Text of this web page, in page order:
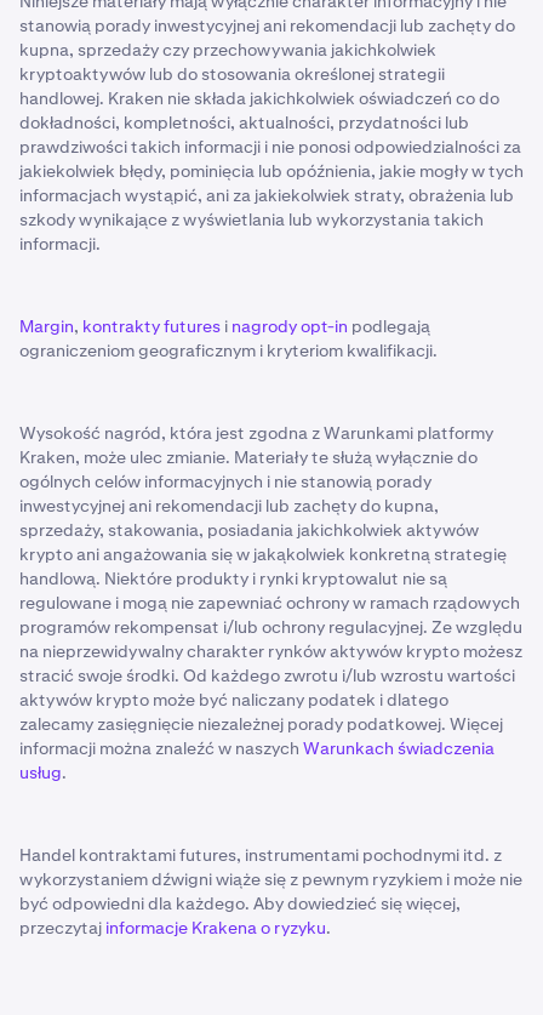
stanowią porady inwestycyjnej ani rekomendacji lub zachęty do
kupna, sprzedaży czy przechowywania jakichkolwiek
kryptoaktywów lub do stosowania określonej strategii
handlowej. Kraken nie składa jakichkolwiek oświadczeń co do
dokładności, kompletności, aktualności, przydatności lub
prawdziwości takich informacji i nie ponosi odpowiedzialności za
jakiekolwiek błędy, pominięcia lub opóźnienia, jakie mogły w tych
informacjach wystąpić, ani za jakiekolwiek straty, obrażenia lub
szkody wynikające z wyświetlania lub wykorzystania takich
informacji.
Margin, kontrakty futures i nagrody opt-in podlegają
ograniczeniom geograficznym i kryteriom kwalifikacji.
Wysokość nagród, która jest zgodna z Warunkami platformy
Kraken, może ulec zmianie. Materiały te służą wyłącznie do
ogólnych celów informacyjnych i nie stanowią porady
inwestycyjnej ani rekomendacji lub zachęty do kupna,
sprzedaży, stakowania, posiadania jakichkolwiek aktywów
krypto ani angażowania się w jakąkolwiek konkretną strategię
handlową. Niektóre produkty i rynki kryptowalut nie są
regulowane i mogą nie zapewniać ochrony w ramach rządowych
programów rekompensat i/lub ochrony regulacyjnej. Ze względu
na nieprzewidywalny charakter rynków aktywów krypto możesz
stracić swoje środki. Od każdego zwrotu i/lub wzrostu wartości
aktywów krypto może być naliczany podatek i dlatego
zalecamy zasięgnięcie niezależnej porady podatkowej. Więcej
informacji można znaleźć w naszych Warunkach świadczenia
usług.
Handel kontraktami futures, instrumentami pochodnymi itd. z
wykorzystaniem dźwigni wiąże się z pewnym ryzykiem i może nie
być odpowiedni dla każdego. Aby dowiedzieć się więcej,
przeczytaj informacje Krakena o ryzyku.